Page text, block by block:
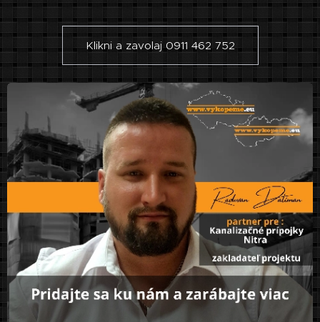
Klikni a zavolaj 0911 462 752